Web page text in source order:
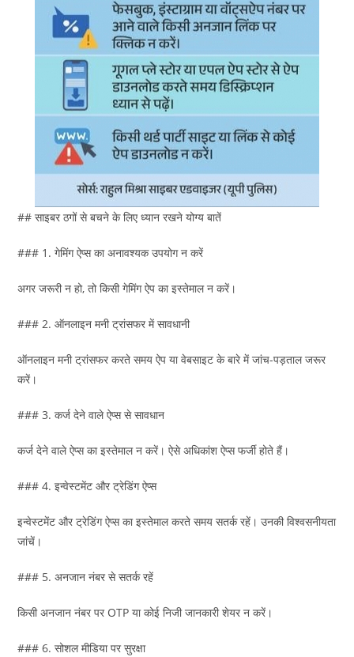
## साइबर ठगों से बचने के लिए ध्यान रखने योग्य बातें
### 1. गेमिंग ऐप्स का अनावश्यक उपयोग न करें
अगर जरूरी न हो, तो किसी गेमिंग ऐप का इस्तेमाल न करें।
### 2. ऑनलाइन मनी ट्रांसफर में सावधानी
ऑनलाइन मनी ट्रांसफर करते समय ऐप या वेबसाइट के बारे में जांच-पड़ताल जरूर
करें।
### 3. कर्ज देने वाले ऐप्स से सावधान
कर्ज देने वाले ऐप्स का इस्तेमाल न करें। ऐसे अधिकांश ऐप्स फर्जी होते हैं।
### 4. इन्वेस्टमेंट और ट्रेडिंग ऐप्स
इन्वेस्टमेंट और ट्रेडिंग ऐप्स का इस्तेमाल करते समय सतर्क रहें। उनकी विश्वसनीयता
जांचें।
### 5. अनजान नंबर से सतर्क रहें
किसी अनजान नंबर पर OTP या कोई निजी जानकारी शेयर न करें।
### 6. सोशल मीडिया पर सुरक्षा